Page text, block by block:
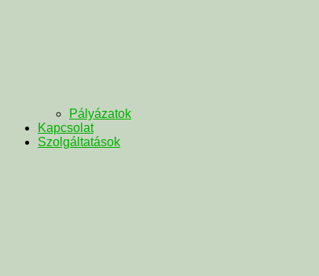
Pályázatok
Kapcsolat
Szolgáltatások